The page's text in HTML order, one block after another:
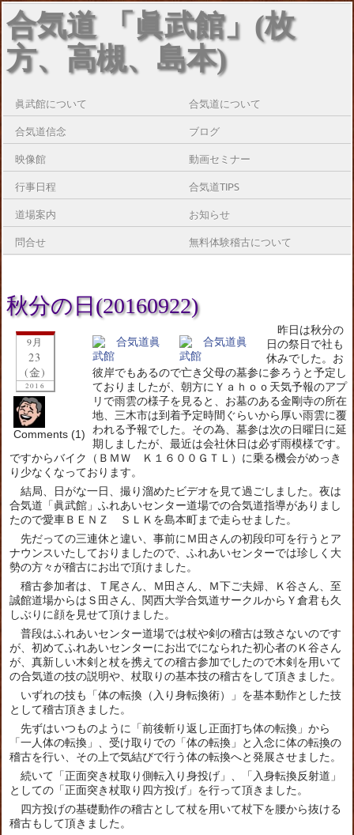
合気道 「眞武館」(枚
方、高槻、島本)
眞武館について 合気道について
合気道信念 ブログ
映像館 動画セミナー
行事日程 合気道TIPS
道場案内 お知らせ
問合せ 無料体験稽古について
秋分の日(20160922)
9月
23
(金)
2016
Comments (1)
昨日は秋分の
日の祭日で社も
休みでした。お
彼岸でもあるので亡き父母の墓参に参ろうと予定し
ておりましたが、朝方にＹａｈｏｏ天気予報のアプ
リで雨雲の様子を見ると、お墓のある金剛寺の所在
地、三木市は到着予定時間ぐらいから厚い雨雲に覆
われる予報でした。その為、墓参は次の日曜日に延
期しましたが、最近は会社休日は必ず雨模様です。
ですからバイク（ＢＭＷ Ｋ１６００ＧＴＬ）に乗る機会がめっき
り少なくなっております。
結局、日がな一日、撮り溜めたビデオを見て過ごしました。夜は
合気道「眞武館」ふれあいセンター道場での合気道指導がありまし
たので愛車ＢＥＮＺ ＳＬＫを島本町まで走らせました。
先だっての三連休と違い、事前にＭ田さんの初段印可を行うとア
ナウンスいたしておりましたので、ふれあいセンターでは珍しく大
勢の方々が稽古にお出で頂けました。
稽古参加者は、Ｔ尾さん、Ｍ田さん、Ｍ下ご夫婦、Ｋ谷さん、至
誠館道場からはＳ田さん、関西大学合気道サークルからＹ倉君も久
しぶりに顔を見せて頂けました。
普段はふれあいセンター道場では杖や剣の稽古は致さないのです
が、初めてふれあいセンターにお出でになられた初心者のＫ谷さん
が、真新しい木剣と杖を携えての稽古参加でしたので木剣を用いて
の合気道の技の説明や、杖取りの基本技の稽古をして頂きました。
いずれの技も「体の転換（入り身転換術）」を基本動作とした技
として稽古頂きました。
先ずはいつものように「前後斬り返し正面打ち体の転換」から
「一人体の転換」、受け取りでの「体の転換」と入念に体の転換の
稽古を行い、その上で気結びで行う体の転換へと発展させました。
続いて「正面突き杖取り側転入り身投げ」、「入身転換反射道」
としての「正面突き杖取り四方投げ」を行って頂きました。
四方投げの基礎動作の稽古として杖を用いて杖下を腰から抜ける
稽古もして頂きました。